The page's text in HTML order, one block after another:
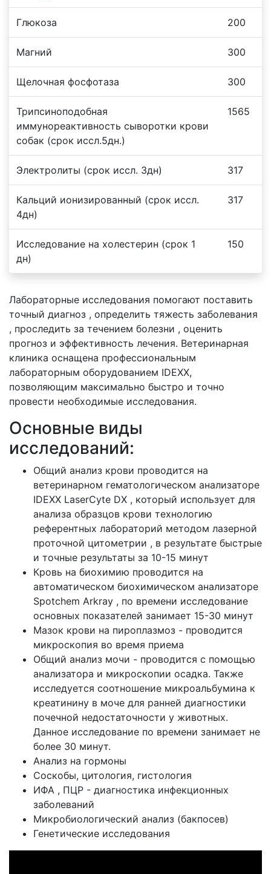
Глюкоза 200
Магний 300
Щелочная фосфотаза 300
Трипсиноподобная
иммунореактивность сыворотки крови
собак (срок иссл.5дн.)
1565
Электролиты (срок иссл. 3дн) 317
Кальций ионизированный (срок иссл.
4дн)
317
Исследование на холестерин (срок 1
дн)
150
Лабораторные исследования помогают поставить
точный диагноз , определить тяжесть заболевания
, проследить за течением болезни , оценить
прогноз и эффективность лечения. Ветеринарная
клиника оснащена профессиональным
лабораторным оборудованием IDEXX,
позволяющим максимально быстро и точно
провести необходимые исследования.
Основные виды
исследований:
Общий анализ крови проводится на
ветеринарном гематологическом анализаторе
IDEXX LaserCyte DX , который использует для
анализа образцов крови технологию
референтных лабораторий методом лазерной
проточной цитометрии , в результате быстрые
и точные результаты за 10-15 минут
Кровь на биохимию проводится на
автоматическом биохимическом анализаторе
Spotchem Arkray , по времени исследование
основных показателей занимает 15-30 минут
Мазок крови на пироплазмоз - проводится
микроскопия во время приема
Общий анализ мочи - проводится с помощью
анализатора и микроскопии осадка. Также
исследуется соотношение микроальбумина к
креатинину в моче для ранней диагностики
почечной недостаточности у животных.
Данное исследование по времени занимает не
более 30 минут.
Анализ на гормоны
Соскобы, цитология, гистология
ИФА , ПЦР - диагностика инфекционных
заболеваний
Микробиологический анализ (бакпосев)
Генетические исследования